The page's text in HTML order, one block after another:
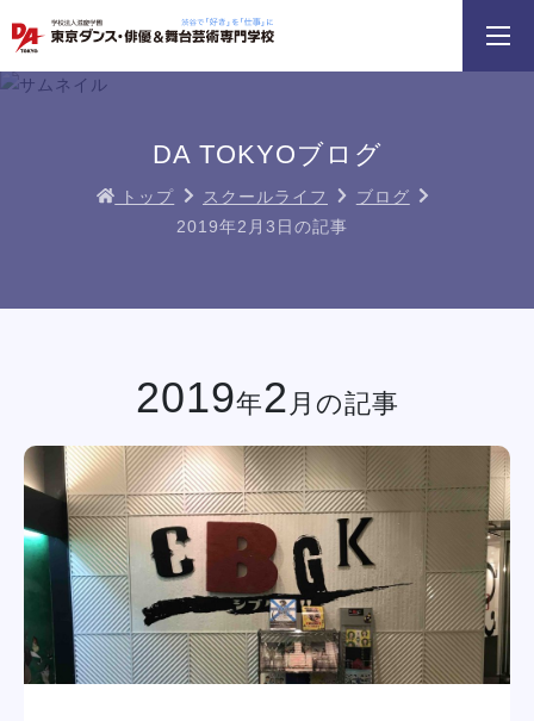
学科・専攻 資料請求 オープンキャンパス
DA TOKYOブログ
トップ スクールライフ
ブログ
2019年2月3日の記事
2019年2 月の記事
学校紹介
学科・専攻